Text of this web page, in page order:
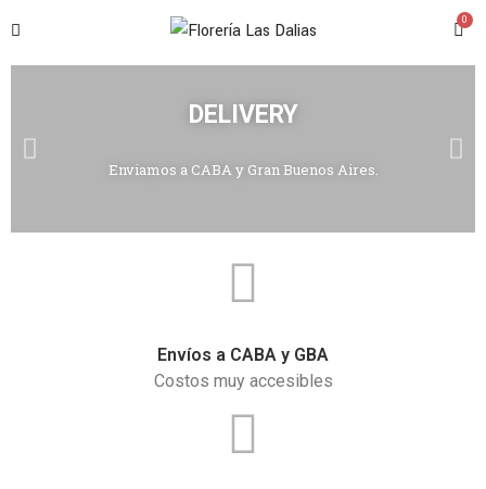
0
DELIVERY
Enviamos a CABA y Gran Buenos Aires.
Envíos a CABA y GBA
Costos muy accesibles